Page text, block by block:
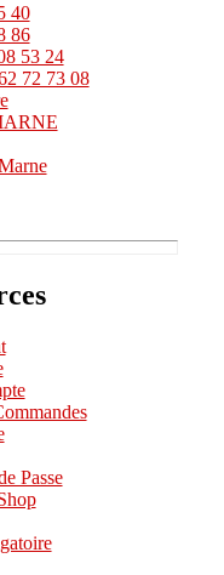
40
86
53 24
72 73 08
Passe